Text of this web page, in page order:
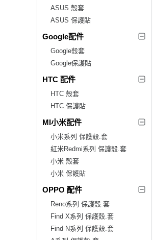
ASUS 殼套
ASUS 保護貼
Google配件
Google殼套
Google保護貼
HTC 配件
HTC 殼套
HTC 保護貼
MI小米配件
小米系列 保護殼.套
紅米Redmi系列 保護殼.套
小米 殼套
小米 保護貼
OPPO 配件
Reno系列 保護殼.套
Find X系列 保護殼.套
Find N系列 保護殼.套